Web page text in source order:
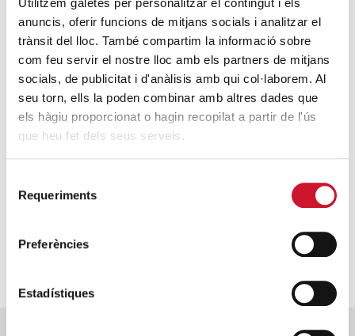
Utilitzem galetes per personalitzar el contingut i els
anuncis, oferir funcions de mitjans socials i analitzar el
trànsit del lloc. També compartim la informació sobre
com feu servir el nostre lloc amb els partners de mitjans
socials, de publicitat i d'anàlisis amb qui col·laborem. Al
seu torn, ells la poden combinar amb altres dades que
els hàgiu proporcionat o hagin recopilat a partir de l'ús
que heu fet dels seus serveis.
Requeriments
Preferències
Estadístiques